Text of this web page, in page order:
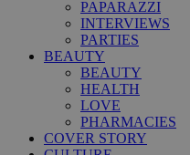
PAPARAZZI
INTERVIEWS
PARTIES
BEAUTY
BEAUTY
HEALTH
LOVE
PHARMACIES
COVER STORY